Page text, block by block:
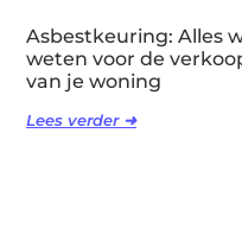
Asbestkeuring: Alles
weten voor de
van je woning
Lees verder ➜